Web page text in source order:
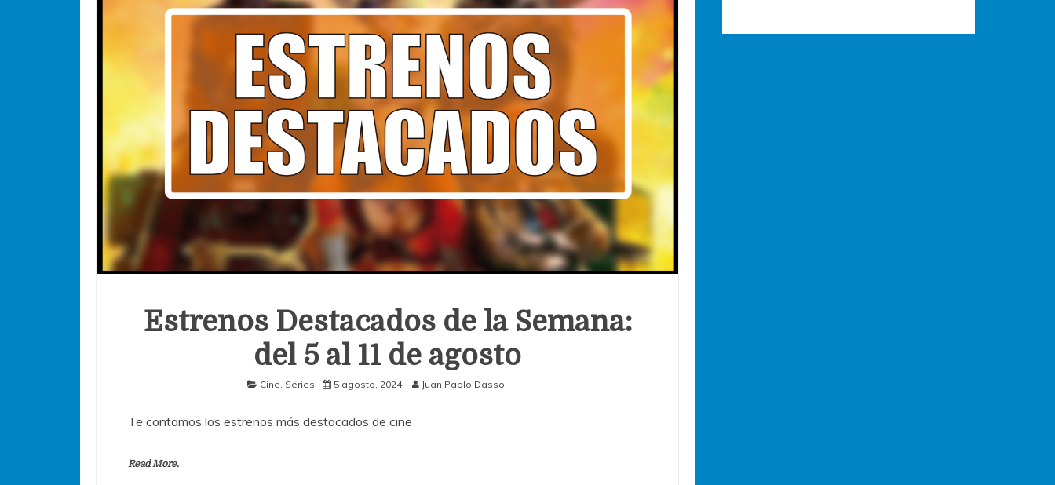
Estrenos Destacados de la Semana:
del 5 al 11 de agosto
Cine Series 5 agosto, 2024 Juan Pablo Dasso
Te contamos los estrenos más destacados de cine
Read More.